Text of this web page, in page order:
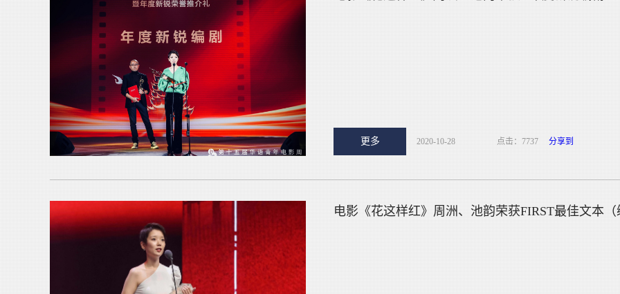
更多 2020-10-28 点击：7737 分享到
电影《花这样红》周洲、池韵荣获FIRST最佳文本